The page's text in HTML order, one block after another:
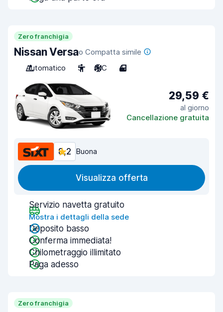
Zero franchigia
Nissan Versao Compatta simile
Automatico
5 A/C 4
29,59 €
al giorno
Cancellazione gratuita
8,2 Buona
Visualizza offerta
Servizio navetta gratuito
Mostra i dettagli della sede
Deposito basso
Conferma immediata!
Chilometraggio illimitato
Paga adesso
Zero franchigia